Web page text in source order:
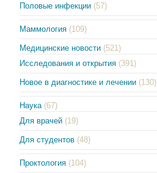
Половые инфекции (57)
Маммология (109)
Медицинские новости (521)
Исследования и открытия (391)
Новое в диагностике и лечении (130)
Наука (67)
Для врачей (19)
Для студентов (48)
Проктология (104)